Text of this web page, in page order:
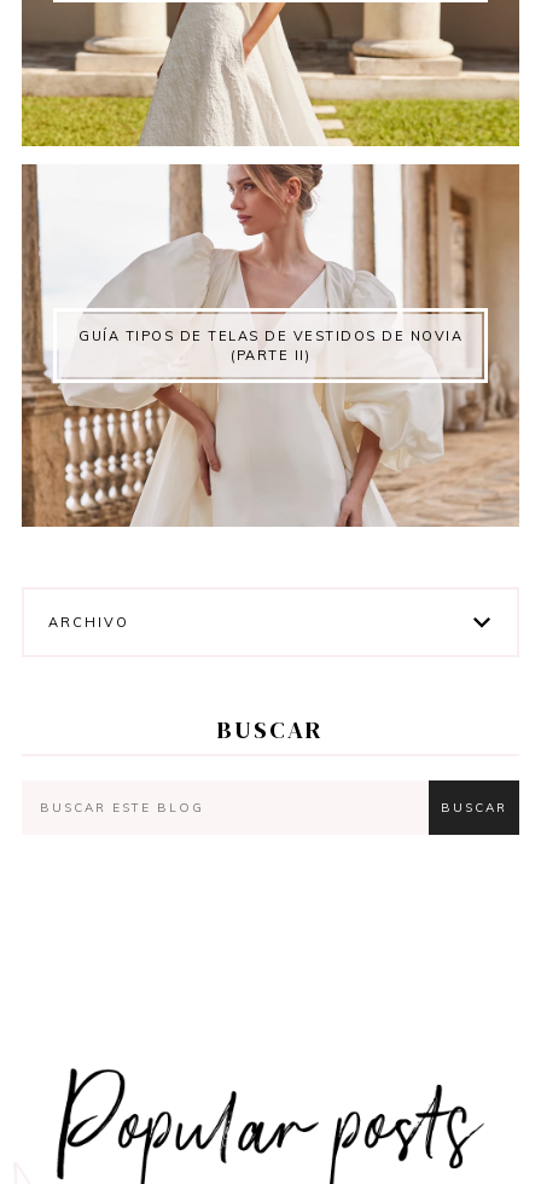
GUÍA TIPOS DE TELAS DE VESTIDOS DE NOVIA
(PARTE II)
ARCHIVO
BUSCAR